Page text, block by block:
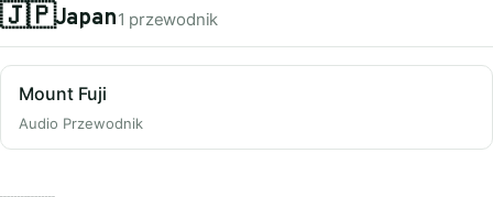
🇯🇵Japan1 przewodnik
Mount Fuji
Audio Przewodnik